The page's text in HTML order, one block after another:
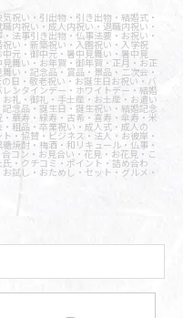
祝い・引出物・引き出物・結婚式・
内祝い・成人内祝い・退職内祝い・
法事引き出物・仏事法要・お祝い・
い・新築祝い・入園祝い・入学祝
元・御中元・暑中見舞い・暑中見
舞い・お年賀・御年賀・正月・お正
い・記念品・賞品・景品・二次会・
日・敬老祝い・お誕生日お祝い・バ
ンタインデー・ホワイトデー・結婚
礼・御礼・手土産・お土産・お遣い
念品・誕生日・誕生祝い・結婚記念
華寿・緑寿・古希・喜寿・傘寿・米
粗品・卒業祝い・成人式・成人の
・協賛・ビジネス・法人・お彼岸・
焼酎・梅酒・和リキュール・仏事・
コン・お見合い・花見・お花見・こ
・クチコミ・ポイント・詰め合わ
試し・おためし・セット・グルメ・